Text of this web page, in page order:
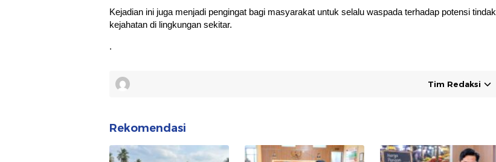
Kejadian ini juga menjadi pengingat bagi masyarakat untuk selalu waspada terhadap potensi tindak
kejahatan di lingkungan sekitar.
.
Tim Redaksi
Rekomendasi